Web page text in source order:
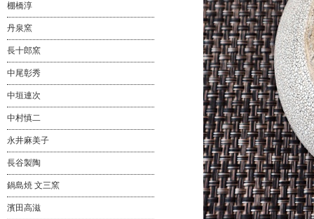
棚橋淳
丹泉窯
長十郎窯
中尾彰秀
中垣連次
中村慎二
永井麻美子
長谷製陶
鍋島焼 文三窯
濱田高滋